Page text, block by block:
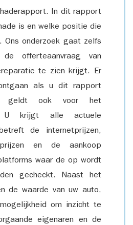
In dit rapport
is en welke positie die
onderzoek gaat zelfs
offerteaanvraag van
te zien krijgt. Er
als u dit rapport
geldt ook voor het
U krijgt alle actuele
de internetprijzen,
prijzen en de aankoop
waar de op wordt
gecheckt. Naast het
de waarde van uw auto,
om inzicht te
eigenaren en de